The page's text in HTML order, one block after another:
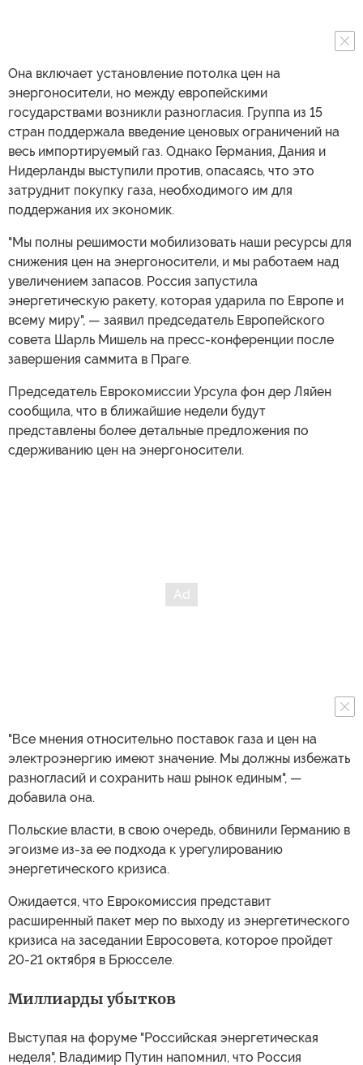
Она включает установление потолка цен на
энергоносители, но между европейскими
государствами возникли разногласия. Группа из 15
стран поддержала введение ценовых ограничений на
весь импортируемый газ. Однако Германия, Дания и
Нидерланды выступили против, опасаясь, что это
затруднит покупку газа, необходимого им для
поддержания их экономик.
"Мы полны решимости мобилизовать наши ресурсы для
снижения цен на энергоносители, и мы работаем над
увеличением запасов. Россия запустила
энергетическую ракету, которая ударила по Европе и
всему миру", — заявил председатель Европейского
совета Шарль Мишель на пресс-конференции после
завершения саммита в Праге.
Председатель Еврокомиссии Урсула фон дер Ляйен
сообщила, что в ближайшие недели будут
представлены более детальные предложения по
сдерживанию цен на энергоносители.
"Все мнения относительно поставок газа и цен на
электроэнергию имеют значение. Мы должны избежать
разногласий и сохранить наш рынок единым", —
добавила она.
Польские власти, в свою очередь, обвинили Германию в
эгоизме из-за ее подхода к урегулированию
энергетического кризиса.
Ожидается, что Еврокомиссия представит
расширенный пакет мер по выходу из энергетического
кризиса на заседании Евросовета, которое пройдет
20-21 октября в Брюсселе.
Миллиарды убытков
Выступая на форуме "Российская энергетическая
неделя", Владимир Путин напомнил, что Россия